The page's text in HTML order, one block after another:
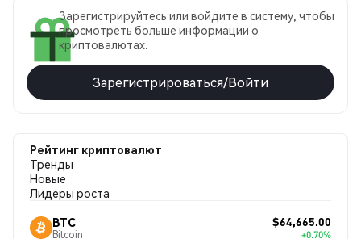
Зарегистрируйтесь или войдите в систему, чтобы
просмотреть больше информации о
криптовалютах.
Зарегистрироваться/Войти
Рейтинг криптовалют
Тренды
Новые
Лидеры роста
BTC
Bitcoin
$64,665.00
+0.70%